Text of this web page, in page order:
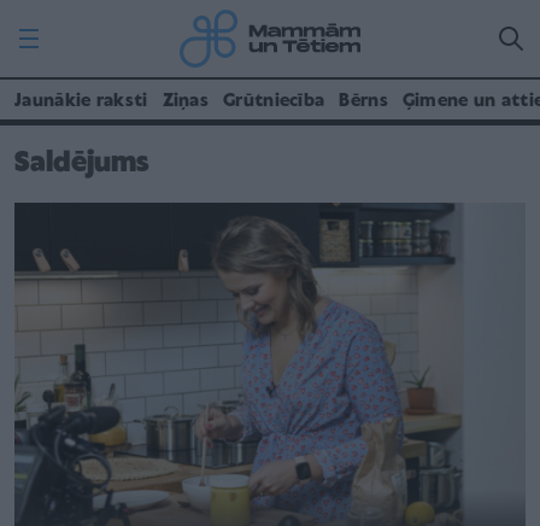
Jaunākie raksti Ziņas Grūtniecība Bērns Ģimene un
Saldējums